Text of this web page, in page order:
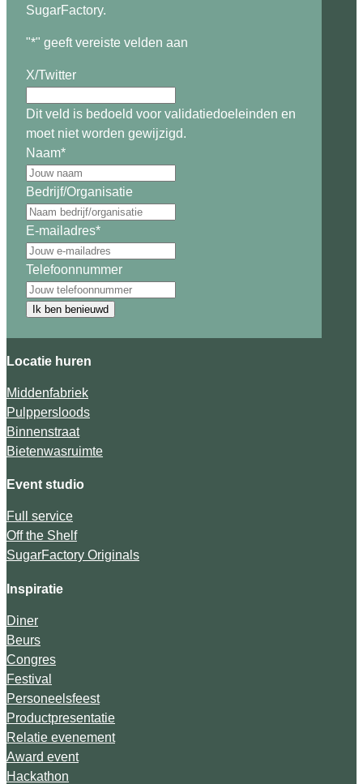
SugarFactory.
"*" geeft vereiste velden aan
X/Twitter
Dit veld is bedoeld voor validatiedoeleinden en
moet niet worden gewijzigd.
Naam*
Bedrijf/Organisatie
E-mailadres*
Telefoonnummer
Ik ben benieuwd
Locatie huren
Middenfabriek
Pulppersloods
Binnenstraat
Bietenwasruimte
Event studio
Full service
Off the Shelf
SugarFactory Originals
Inspiratie
Diner
Beurs
Congres
Festival
Personeelsfeest
Productpresentatie
Relatie evenement
Award event
Hackathon